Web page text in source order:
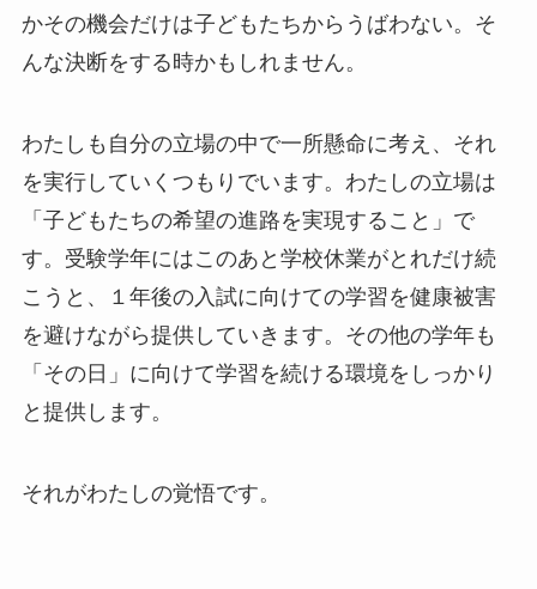
かその機会だけは子どもたちからうばわない。そ
んな決断をする時かもしれません。
わたしも自分の立場の中で一所懸命に考え、それ
を実行していくつもりでいます。わたしの立場は
「子どもたちの希望の進路を実現すること」で
す。受験学年にはこのあと学校休業がとれだけ続
こうと、１年後の入試に向けての学習を健康被害
を避けながら提供していきます。その他の学年も
「その日」に向けて学習を続ける環境をしっかり
と提供します。
それがわたしの覚悟です。